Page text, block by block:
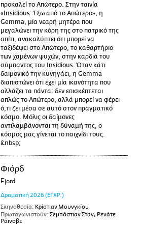
προκαλεί το Απώτερο. Στην ταινία
«Insidious: Έξω από το Απώτερο», η
Gemma, μία νεαρή μητέρα που
μεγαλώνει την κόρη της στο πατρικό της
σπίτι, ανακαλύπτει ότι μπορεί να
ταξιδέψει στο Απώτερο, το καθαρτήριο
των χαμένων ψυχών, στην καρδιά του
σύμπαντος του Insidious. Όταν κάτι
δαιμονικό την κυνηγάει, η Gemma
διαπιστώνει ότι έχει μία ικανότητα που
αλλάζει τα πάντα: δεν επισκέπτεται
απλώς το Απώτερο, αλλά μπορεί να φέρει
ό,τι ζει μέσα σε αυτό στον πραγματικό
κόσμο. Μόλις οι δαίμονες
αντιλαμβάνονται τη δύναμή της, ο
κόσμος μας γίνεται το παιχνίδι τους.
&nbsp;
Φιόρδ
Fjord
Δραματική 2026 (ΕΓΧΡ.)
Σκηνοθεσία: Κρίστιαν Μουνγκίου
Πρωταγωνιστούν: Σεμπάστιαν Σταν, Ρενάτε
Ράινσβε